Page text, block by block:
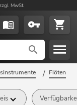
MwSt.
/ Flöten